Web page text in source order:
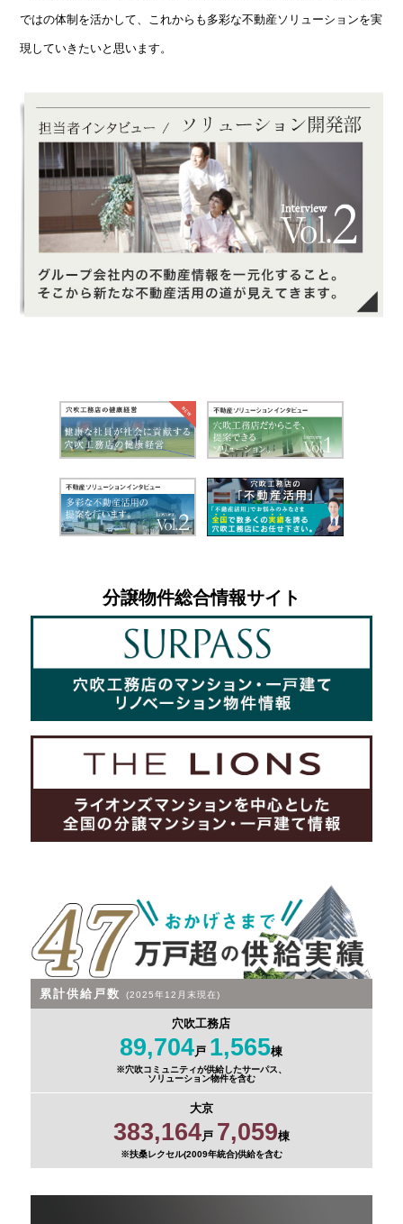
ではの体制を活かして、これからも多彩な不動産ソリューションを実
現していきたいと思います。
分譲物件総合情報サイト
累計供給戸数 (2025年12月末現在)
穴吹工務店
89,704戸 1,565棟
※穴吹コミュニティが供給したサーパス、
ソリューション物件を含む
大京
383,164戸 7,059棟
※扶桑レクセル(2009年統合)供給を含む